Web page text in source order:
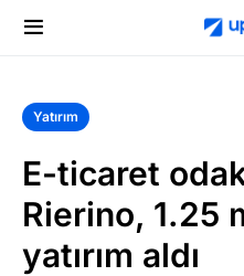
Yatırım
E-ticaret
Rierino, 1.25
yatırım aldı